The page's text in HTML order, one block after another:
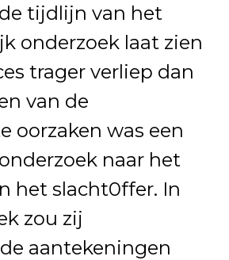
tijdlijn van het
onderzoek laat zien
trager verliep dan
van de
oorzaken was een
naar het
het slacht0ffer. In
zou zij
aantekeningen